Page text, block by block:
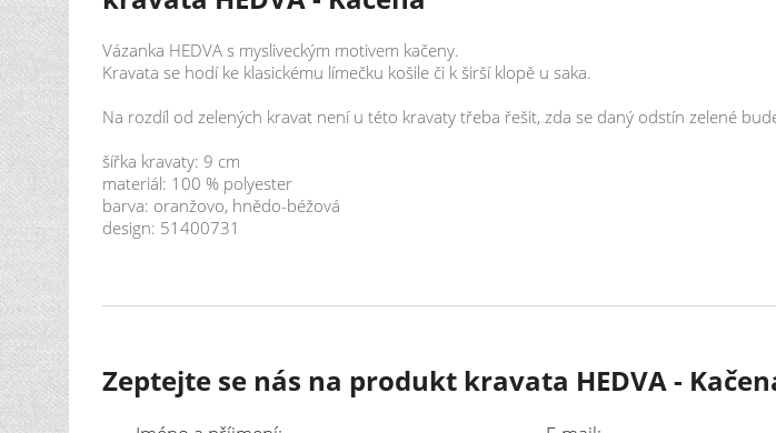
Vázanka HEDVA s mysliveckým motivem kačeny.
Kravata se hodí ke klasickému límečku košile či k širší klopě u saka.
Na rozdíl od zelených kravat není u této kravaty třeba řešit, zda se daný odstín zelené
šířka kravaty: 9 cm
materiál: 100 % polyester
barva: oranžovo, hnědo-béžová
design: 51400731
Zeptejte se nás na produkt kravata HEDVA -